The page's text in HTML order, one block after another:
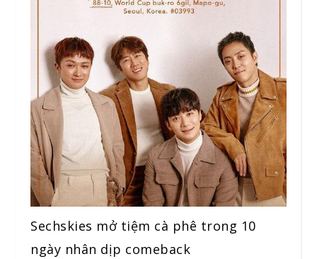
Sechskies mở tiệm cà phê trong 10
ngày nhân dịp comeback